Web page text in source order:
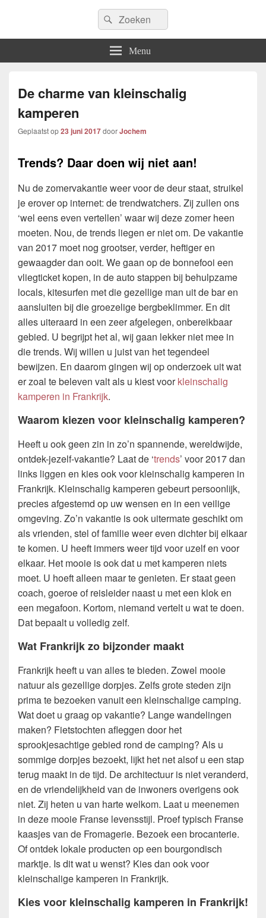
Search
for:
Search
Menu
De charme van kleinschalig
kamperen
Geplaatst op23 juni 2017doorJochem
Trends? Daar doen wij niet aan!
Nu de zomervakantie weer voor de deur staat, struikel
je erover op internet: de trendwatchers. Zij zullen ons
‘wel eens even vertellen’ waar wij deze zomer heen
moeten. Nou, de trends liegen er niet om. De vakantie
van 2017 moet nog grootser, verder, heftiger en
gewaagder dan ooit. We gaan op de bonnefooi een
vliegticket kopen, in de auto stappen bij behulpzame
locals, kitesurfen met die gezellige man uit de bar en
aansluiten bij die groezelige bergbeklimmer. En dit
alles uiteraard in een zeer afgelegen, onbereikbaar
gebied. U begrijpt het al, wij gaan lekker niet mee in
die trends. Wij willen u juist van het tegendeel
bewijzen. En daarom gingen wij op onderzoek uit wat
er zoal te beleven valt als u kiest voorkleinschalig
kamperen in Frankrijk.
Waarom kiezen voor kleinschalig kamperen?
Heeft u ook geen zin in zo’n spannende, wereldwijde,
ontdek-jezelf-vakantie? Laat de ‘trends’ voor 2017 dan
links liggen en kies ook voor kleinschalig kamperen in
Frankrijk. Kleinschalig kamperen gebeurt persoonlijk,
precies afgestemd op uw wensen en in een veilige
omgeving. Zo’n vakantie is ook uitermate geschikt om
als vrienden, stel of familie weer even dichter bij elkaar
te komen. U heeft immers weer tijd voor uzelf en voor
elkaar. Het mooie is ook dat u met kamperen niets
moet. U hoeft alleen maar te genieten. Er staat geen
coach, goeroe of reisleider naast u met een klok en
een megafoon. Kortom, niemand vertelt u wat te doen.
Dat bepaalt u volledig zelf.
Wat Frankrijk zo bijzonder maakt
Frankrijk heeft u van alles te bieden. Zowel mooie
natuur als gezellige dorpjes. Zelfs grote steden zijn
prima te bezoeken vanuit een kleinschalige camping.
Wat doet u graag op vakantie? Lange wandelingen
maken? Fietstochten afleggen door het
sprookjesachtige gebied rond de camping? Als u
sommige dorpjes bezoekt, lijkt het net alsof u een stap
terug maakt in de tijd. De architectuur is niet veranderd,
en de vriendelijkheid van de inwoners overigens ook
niet. Zij heten u van harte welkom. Laat u meenemen
in deze mooie Franse levensstijl. Proef typisch Franse
kaasjes van de Fromagerie. Bezoek een brocanterie.
Of ontdek lokale producten op een bourgondisch
marktje. Is dit wat u wenst? Kies dan ook voor
kleinschalige kamperen in Frankrijk.
Kies voor kleinschalig kamperen in Frankrijk!